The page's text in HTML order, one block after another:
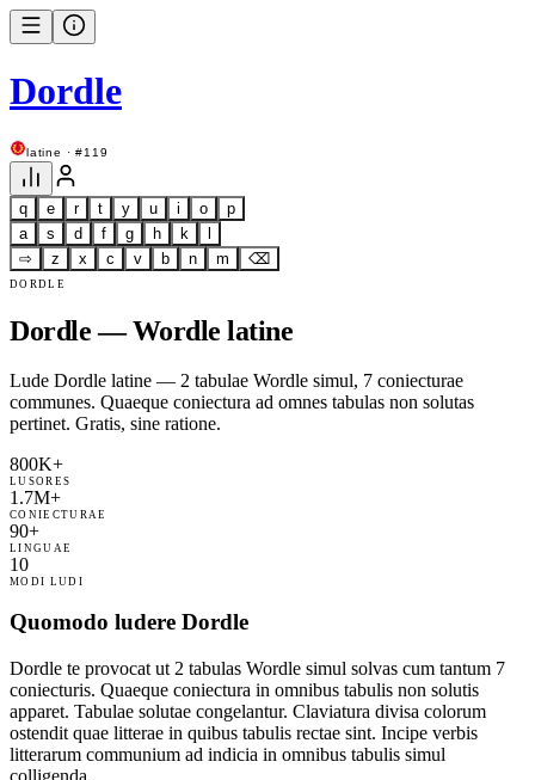
Dordle
latine · #119
q e r t y u i o
p
a
s d f g h k
⇨
z x c v b n m ⌫
DORDLE
Dordle — Wordle latine
Lude Dordle latine — 2 tabulae Wordle simul, 7 coniecturae
communes. Quaeque coniectura ad omnes tabulas non solutas
pertinet. Gratis, sine ratione.
800K+
LUSORES
1.7M+
CONIECTURAE
90+
LINGUAE
10
MODI LUDI
Quomodo ludere Dordle
Dordle te provocat ut 2 tabulas Wordle simul solvas cum tantum 7
coniecturis. Quaeque coniectura in omnibus tabulis non solutis
apparet. Tabulae solutae congelantur. Claviatura divisa colorum
ostendit quae litterae in quibus tabulis rectae sint. Incipe verbis
litterarum communium ad indicia in omnibus tabulis simul